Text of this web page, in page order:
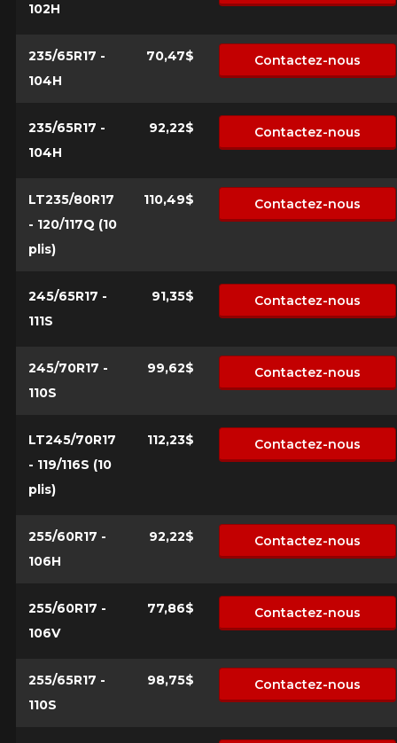
102H
235/65R17 -
104H
70,47$ Contactez-nous
235/65R17 -
104H
92,22$ Contactez-nous
LT235/80R17
- 120/117Q (10
plis)
110,49$ Contactez-nous
245/65R17 -
111S
91,35$ Contactez-nous
245/70R17 -
110S
99,62$ Contactez-nous
LT245/70R17
- 119/116S (10
plis)
112,23$ Contactez-nous
255/60R17 -
106H
92,22$ Contactez-nous
255/60R17 -
106V
77,86$ Contactez-nous
255/65R17 -
110S
98,75$ Contactez-nous